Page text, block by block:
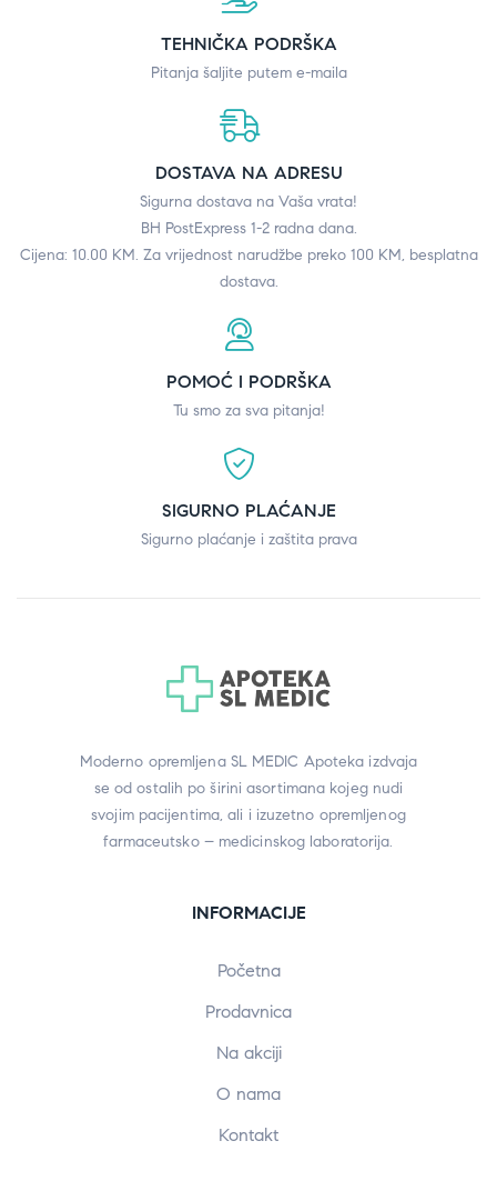
TEHNIČKA PODRŠKA
Pitanja šaljite putem e-maila
DOSTAVA NA ADRESU
Sigurna dostava na Vaša vrata!
BH PostExpress 1-2 radna dana.
Cijena: 10.00 KM. Za vrijednost narudžbe preko 100 KM, besplatna
dostava.
POMOĆ I PODRŠKA
Tu smo za sva pitanja!
SIGURNO PLAĆANJE
Sigurno plaćanje i zaštita prava
Moderno opremljena SL MEDIC Apoteka izdvaja
se od ostalih po širini asortimana kojeg nudi
svojim pacijentima, ali i izuzetno opremljenog
farmaceutsko – medicinskog laboratorija.
INFORMACIJE
Početna
Prodavnica
Na akciji
O nama
Kontakt